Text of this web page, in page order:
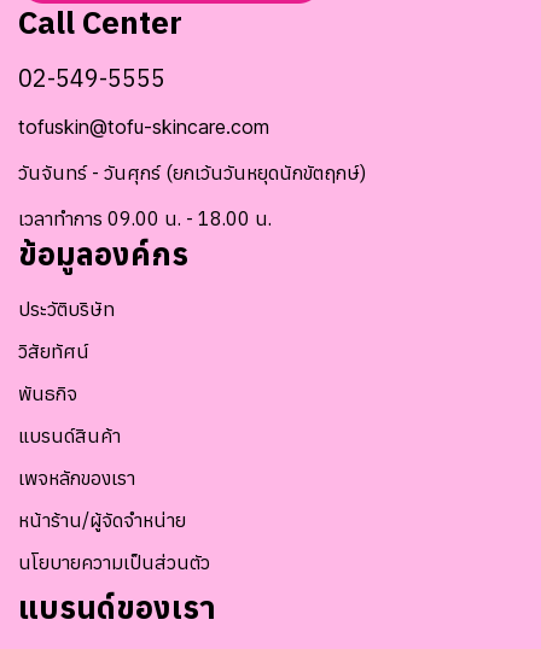
Call Center
02-549-5555
tofuskin@tofu-skincare.com
วันจันทร์ - วันศุกร์ (ยกเว้นวันหยุดนักขัตฤกษ์)
เวลาทำการ 09.00 น. - 18.00 น.
ข้อมูลองค์กร
ประวัติบริษัท
วิสัยทัศน์
พันธกิจ
แบรนด์สินค้า
เพจหลักของเรา
หน้าร้าน/ผู้จัดจำหน่าย
นโยบายความเป็นส่วนตัว
แบรนด์ของเรา